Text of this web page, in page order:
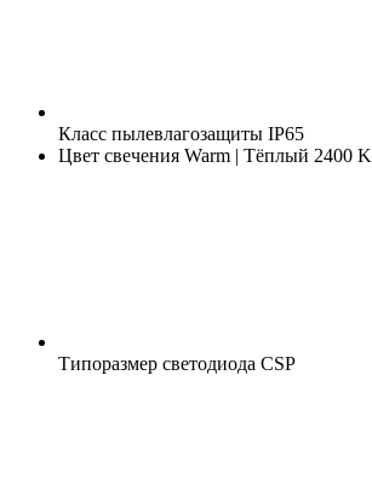
Класс пылевлагозащиты IP65
Цвет свечения Warm | Тёплый 2400 K
Типоразмер светодиода CSP